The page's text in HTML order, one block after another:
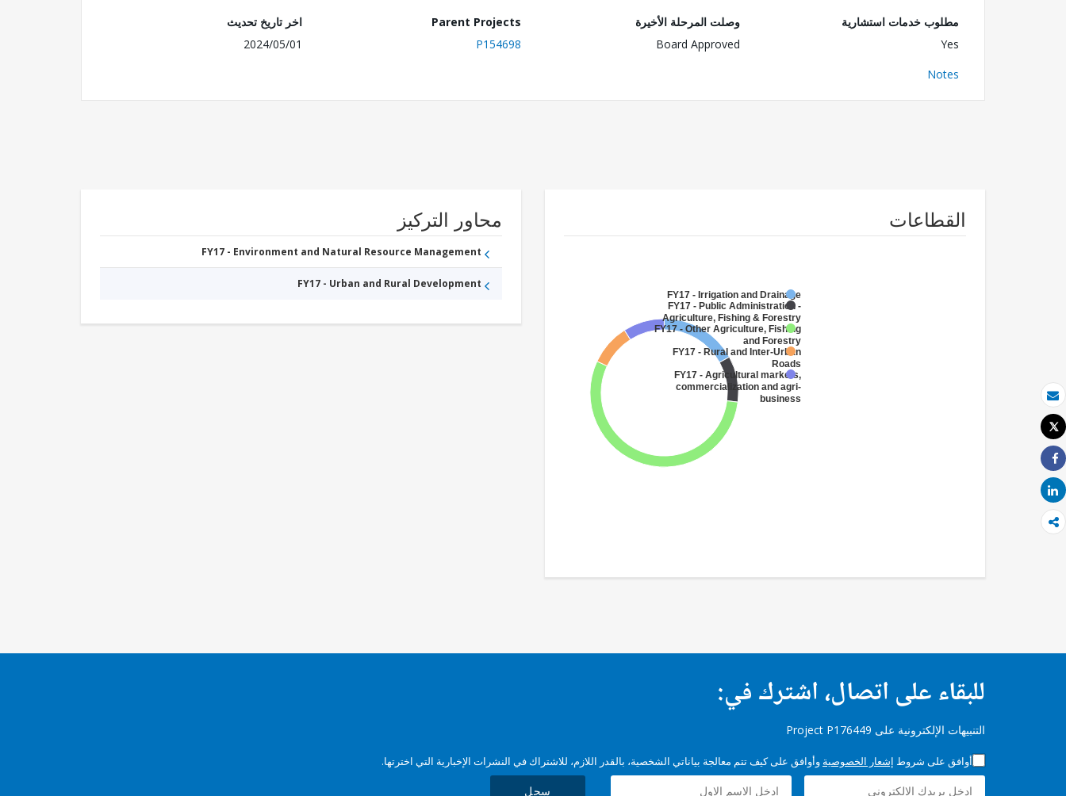
بريد الكتروني
طباعة
Tweet
Share
Share
مطلوب خدمات استشارية
Yes
وصلت المرحلة الأخيرة
Board Approved
Parent Projects
P154698
اخر تاريخ تحديث
2024/05/01
Notes
القطاعات
FY17 - Irrigation and Drainage
FY17 - Public Administration -
Agriculture, Fishing & Forestry
FY17 - Other Agriculture, Fishing
and Forestry
FY17 - Rural and Inter-Urban
Roads
FY17 - Agricultural markets,
commercialization and agri-
business
محاور التركيز
FY17 - Environment and Natural Resource Management
FY17 - Urban and Rural Development
للبقاء على اتصال، اشترك في:
التنبيهات الإلكترونية على Project P176449
أوافق على شروط إشعار الخصوصية وأوافق على كيف تتم معالجة بياناتي الشخصية، بالقدر اللازم، للاشتراك في النشرات الإخبارية التي اخترتها.
سجل